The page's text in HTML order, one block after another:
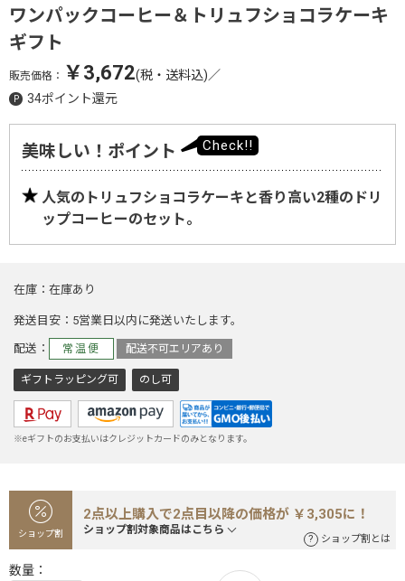
ワンパックコーヒー＆トリュフショコラケーキ
ギフト
販売価格： ￥3,672(税・送料込)／
34ポイント還元
美味しい！ポイント
人気のトリュフショコラケーキと香り高い2種のドリ
ップコーヒーのセット。
在庫 在庫あり
発送目安 5営業日以内に発送いたします。
配送 常温便 配送不可エリアあり
ギフトラッピング可 のし可
※eギフトのお支払いはクレジットカードのみとなります。
ショップ割
2点以上購入で2点目以降の価格が ￥3,305に！
ショップ割対象商品はこちら
ショップ割とは
数量